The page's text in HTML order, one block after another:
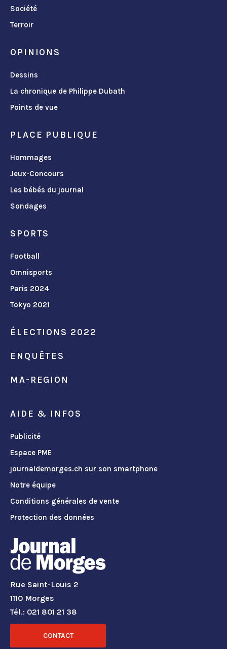
Société
Terroir
OPINIONS
Dessins
La chronique de Philippe Dubath
Points de vue
PLACE PUBLIQUE
Hommages
Jeux-Concours
Les bébés du journal
Sondages
SPORTS
Football
Omnisports
Paris 2024
Tokyo 2021
ÉLECTIONS 2022
ENQUÊTES
MA-REGION
AIDE & INFOS
Publicité
Espace PME
journaldemorges.ch sur son smartphone
Notre équipe
Conditions générales de vente
Protection des données
Rue Saint-Louis 2
1110 Morges
Tél.: 021 801 21 38
CONTACT